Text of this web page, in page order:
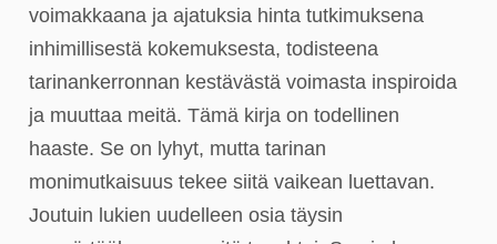
voimakkaana ja ajatuksia hinta tutkimuksena
inhimillisestä kokemuksesta, todisteena
tarinankerronnan kestävästä voimasta inspiroida
ja muuttaa meitä. Tämä kirja on todellinen
haaste. Se on lyhyt, mutta tarinan
monimutkaisuus tekee siitä vaikean luettavan.
Joutuin lukien uudelleen osia täysin